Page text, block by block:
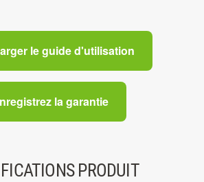
le guide d'utilisation
la garantie
PRODUIT